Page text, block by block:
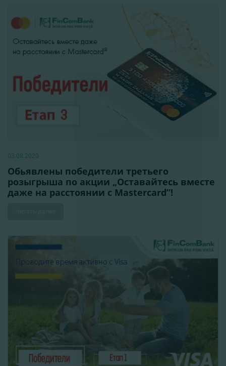
03.08.2020
Обьявлены победители третьего
розыгрыша по акции „Оставайтесь вместе
даже на расстоянии с Mastercard”!